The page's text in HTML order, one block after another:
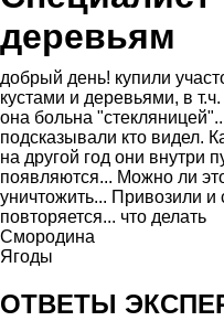
деревьям
добрый день! купили
кустами и деревьями, в
она больна
подсказывали кто видел.
на другой год они внутри
появляются... Можно ли
уничтожить... Привозили
повторяется... что делать
Смородина
Ягоды
ОТВЕТЫ